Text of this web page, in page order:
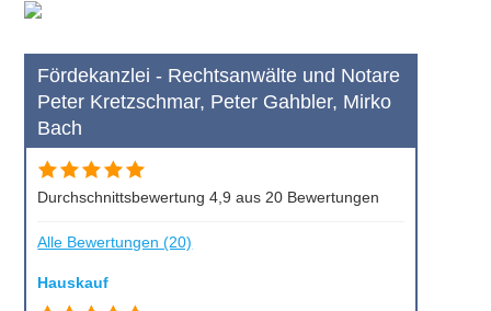
Fördekanzlei - Rechtsanwälte und Notare
Peter Kretzschmar, Peter Gahbler, Mirko
Bach
Durchschnittsbewertung 4,9 aus 20 Bewertungen
Alle Bewertungen (20)
Hauskauf